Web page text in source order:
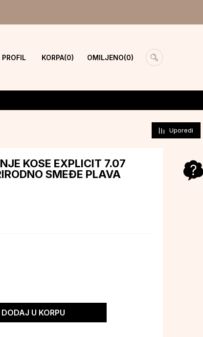
PROFIL KORPA 0 0
OMILJENO
KOSE EXPLICIT 7.07
SMEĐE PLAVA
DODAJ U KORPU
Uporedi